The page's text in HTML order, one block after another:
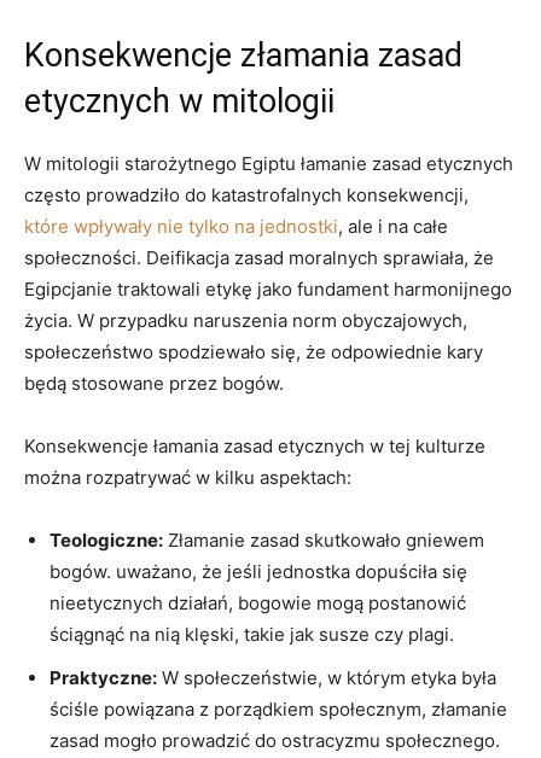
Konsekwencje złamania zasad
etycznych w mitologii
W mitologii starożytnego Egiptu‍ łamanie⁢ zasad⁢ etycznych
często prowadziło do katastrofalnych konsekwencji,
które wpływały nie tylko na jednostki, ale i na całe
⁢społeczności. Deifikacja zasad⁣ moralnych sprawiała, że
Egipcjanie traktowali etykę jako fundament harmonijnego
życia. ‌W przypadku naruszenia​ norm obyczajowych,
społeczeństwo⁤ spodziewało się, że odpowiednie kary
będą stosowane przez bogów.
Konsekwencje łamania zasad⁤ etycznych w tej kulturze
można rozpatrywać w kilku aspektach:
Teologiczne: Złamanie zasad skutkowało gniewem
bogów.​ uważano,⁤ że ⁢jeśli‌ jednostka dopuściła się
nieetycznych działań, bogowie⁣ mogą‍ postanowić
ściągnąć na‌ nią klęski, takie jak‌ susze czy plagi.
Praktyczne: W społeczeństwie, w którym etyka była
ściśle​ powiązana z porządkiem społecznym,​ złamanie
zasad mogło prowadzić‌ do ostracyzmu społecznego.‌